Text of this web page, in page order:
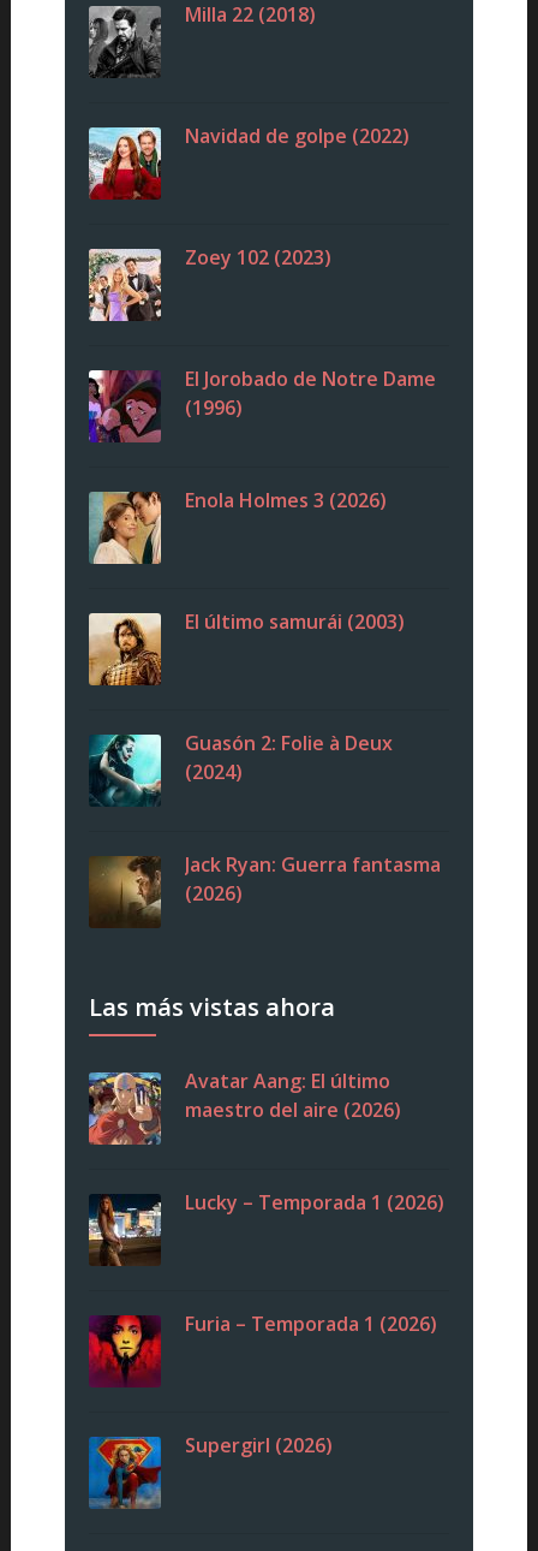
Milla 22 (2018)
Navidad de golpe (2022)
Zoey 102 (2023)
El Jorobado de Notre Dame
(1996)
Enola Holmes 3 (2026)
El último samurái (2003)
Guasón 2: Folie à Deux
(2024)
Jack Ryan: Guerra fantasma
(2026)
Las más vistas ahora
Avatar Aang: El último
maestro del aire (2026)
Lucky – Temporada 1 (2026)
Furia – Temporada 1 (2026)
Supergirl (2026)